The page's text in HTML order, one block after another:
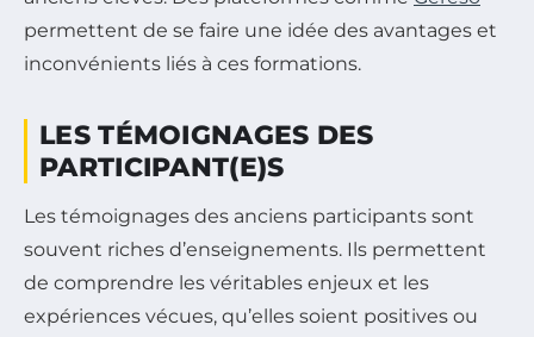
permettent de se faire une idée des avantages et
inconvénients liés à ces formations.
LES TÉMOIGNAGES DES
PARTICIPANT(E)S
Les témoignages des anciens participants sont
souvent riches d’enseignements. Ils permettent
de comprendre les véritables enjeux et les
expériences vécues, qu’elles soient positives ou